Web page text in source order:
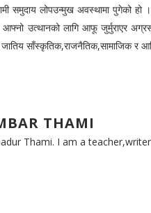
लोपउन्मुख अवस्थामा पुगेको हो ।
उत्थानको लागि आफू जुर्मुराएर
साँस्कृतिक,राजनैतिक,सामाजिक र
THAMI
Thami. I am a